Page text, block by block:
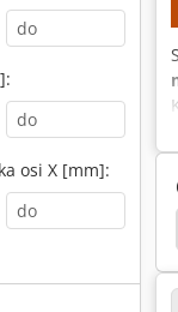
osi X [mm]:
R Weeke